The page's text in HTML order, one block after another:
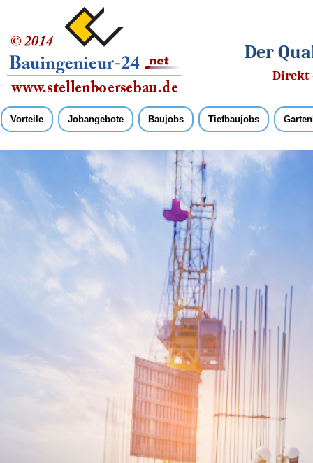
Der
Direkt
Vorteile Jobangebote Baujobs Tiefbaujobs